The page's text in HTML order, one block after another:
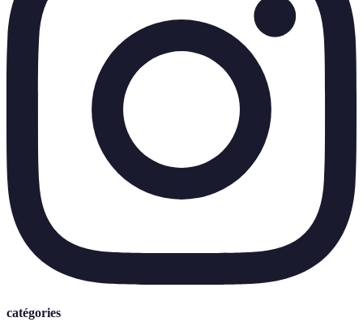
catégories